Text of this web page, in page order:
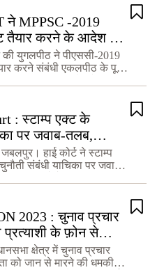
ने MPPSC -2019
तैयार करने के आदेश पर
से अधिक अधिकारी
नोटिस जारी
की युगलपीठ ने पीएससी-2019
करने संबंधी एकलपीठ के पूर्व
: स्टाम्प एक्ट के
पर जवाब-तलब,
कर्मचारियों की
को बढ़ावा की
हाई कोर्ट ने स्टाम्प
संबंधी याचिका पर जवाब-
व
2023 : चुनाव प्रचार
प्रत्याशी के फ़ोन से
से मारने की धमकी
क्षेत्र में चुनाव प्रचार
को जान से मारने की धमकी